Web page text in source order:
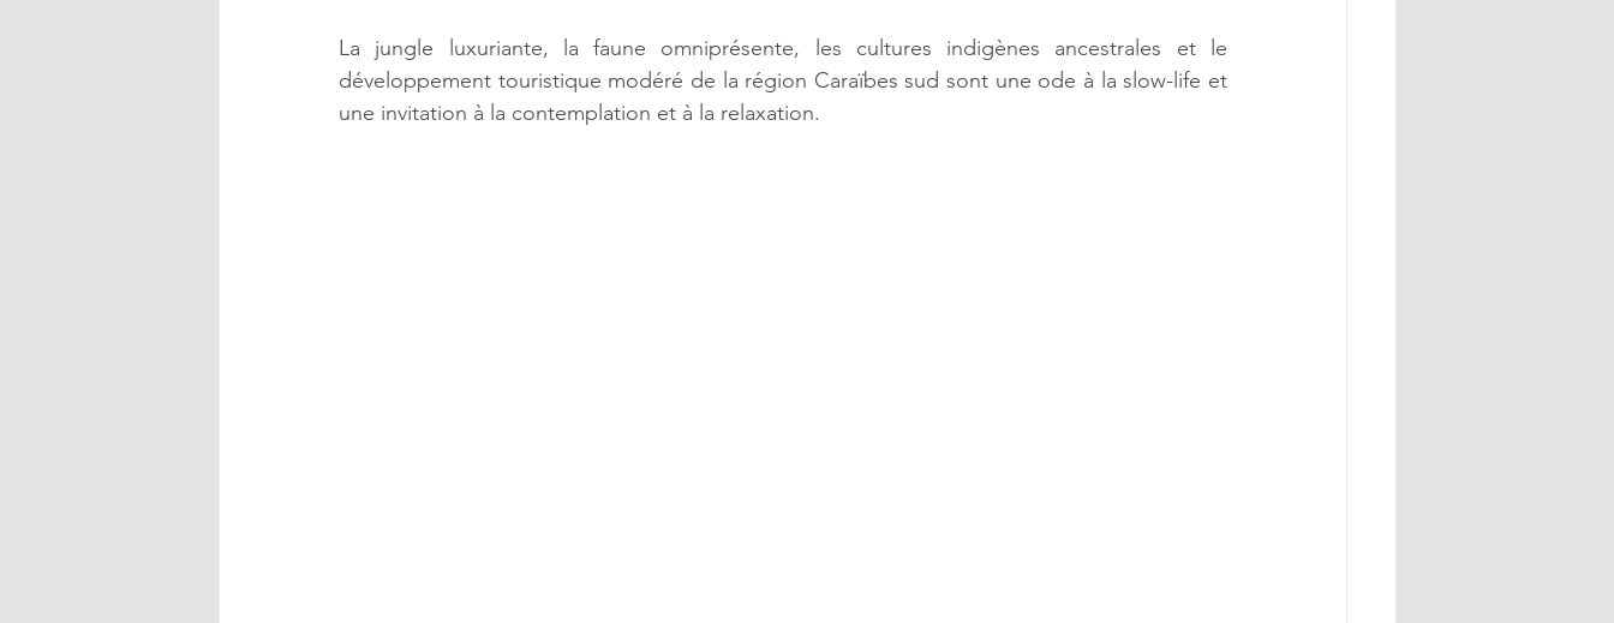
La jungle luxuriante, la faune omniprésente, les cultures indigènes ancestrales et le
développement touristique modéré de la région Caraïbes sud sont une ode à la slow-life et
une invitation à la contemplation et à la relaxation.